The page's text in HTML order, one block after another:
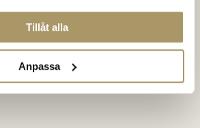
Tillåt alla
Anpassa